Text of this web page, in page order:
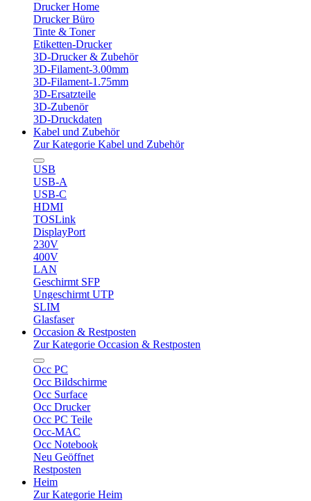
Drucker Home
Drucker Büro
Tinte & Toner
Etiketten-Drucker
3D-Drucker & Zubehör
3D-Filament-3.00mm
3D-Filament-1.75mm
3D-Ersatzteile
3D-Zubenör
3D-Druckdaten
Kabel und Zubehör
Zur Kategorie Kabel und Zubehör
USB
USB-A
USB-C
HDMI
TOSLink
DisplayPort
230V
400V
LAN
Geschirmt SFP
Ungeschirmt UTP
SLIM
Glasfaser
Occasion & Restposten
Zur Kategorie Occasion & Restposten
Occ PC
Occ Bildschirme
Occ Surface
Occ Drucker
Occ PC Teile
Occ-MAC
Occ Notebook
Neu Geöffnet
Restposten
Heim
Zur Kategorie Heim